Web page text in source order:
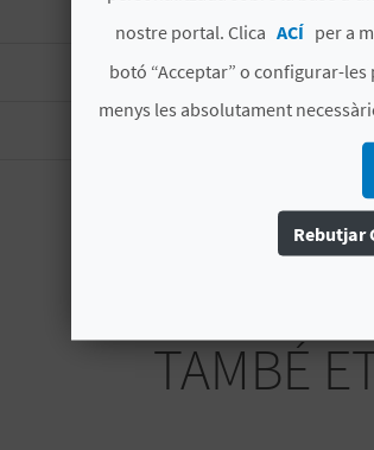
Data finalització
Tipus d'interès
TAMBÉ
nostre portal. Clica ACÍ per a
botó “Acceptar” o configurar-
menys les absolutament
Rebutjar